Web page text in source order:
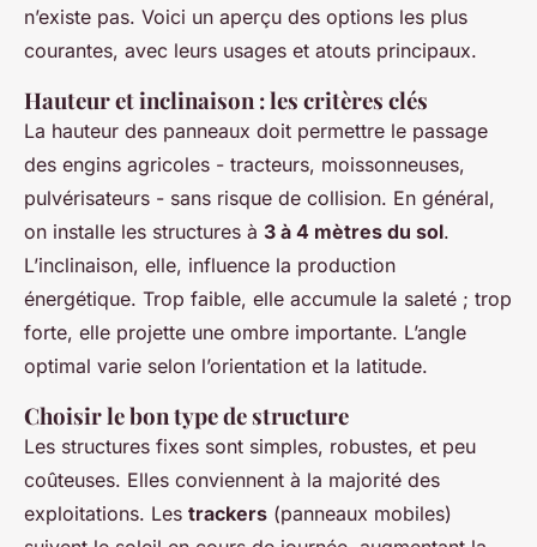
n’existe pas. Voici un aperçu des options les plus
courantes, avec leurs usages et atouts principaux.
Hauteur et inclinaison : les critères clés
La hauteur des panneaux doit permettre le passage
des engins agricoles - tracteurs, moissonneuses,
pulvérisateurs - sans risque de collision. En général,
on installe les structures à 3 à 4 mètres du sol.
L’inclinaison, elle, influence la production
énergétique. Trop faible, elle accumule la saleté ; trop
forte, elle projette une ombre importante. L’angle
optimal varie selon l’orientation et la latitude.
Choisir le bon type de structure
Les structures fixes sont simples, robustes, et peu
coûteuses. Elles conviennent à la majorité des
exploitations. Les trackers (panneaux mobiles)